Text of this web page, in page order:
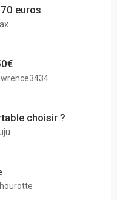
euros
choisir ?